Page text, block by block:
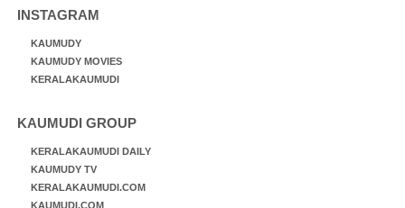
INSTAGRAM
KAUMUDY
KAUMUDY MOVIES
KERALAKAUMUDI
KAUMUDI GROUP
KERALAKAUMUDI DAILY
KAUMUDY TV
KERALAKAUMUDI.COM
KAUMUDI.COM